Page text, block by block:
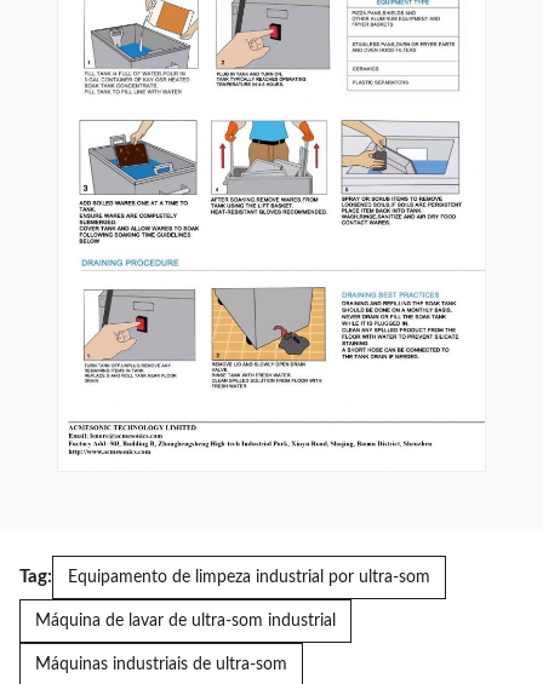
Tag: Equipamento de limpeza industrial por ultra-som
Máquina de lavar de ultra-som industrial
Máquinas industriais de ultra-som